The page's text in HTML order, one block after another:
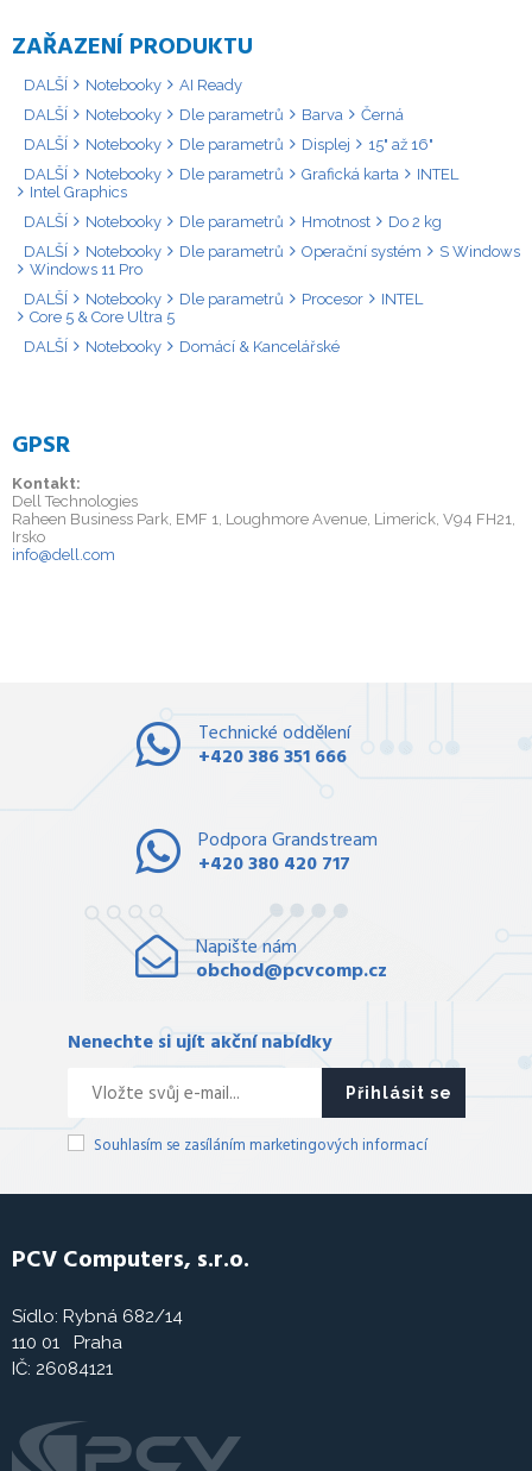
ZAŘAZENÍ PRODUKTU
DALŠÍ Notebooky
AI Ready
DALŠÍ
Notebooky Dle parametrů Barva
Černá
DALŠÍ
Notebooky Dle parametrů Displej
15" až 16"
DALŠÍ
Notebooky Dle parametrů Grafická karta
INTEL
Intel Graphics
DALŠÍ
Notebooky Dle parametrů Hmotnost
Do 2 kg
DALŠÍ
Notebooky Dle parametrů Operační systém
S Windows
Windows 11 Pro
DALŠÍ
Notebooky Dle parametrů Procesor
INTEL
Core 5 & Core Ultra 5
DALŠÍ
Notebooky Domácí & Kancelářské
GPSR
Kontakt:
Dell Technologies
Raheen Business Park, EMF 1, Loughmore Avenue, Limerick, V94 FH21,
Irsko
info@dell.com
Technické oddělení
+420 386 351 666
Podpora Grandstream
+420 380 420 717
Napište nám
obchod@pcvcomp.cz
Nenechte si ujít akční nabídky
Přihlásit se
Souhlasím se zasíláním marketingových informací
PCV Computers, s.r.o.
Sídlo: Rybná 682/14
110 01 Praha
IČ: 26084121